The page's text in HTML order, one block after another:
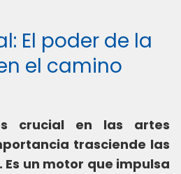
El poder de la
el camino
crucial en las artes
trasciende las
un motor que impulsa